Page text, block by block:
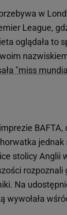
w
League,
oglądała to
"miss
stolicy Anglii
Na
wywołała